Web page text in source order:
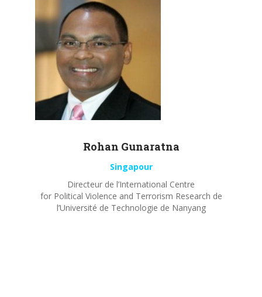
Rohan Gunaratna
Singapour
Directeur de l’International Centre
for Political Violence and Terrorism Research de
l’Université de Technologie de Nanyang